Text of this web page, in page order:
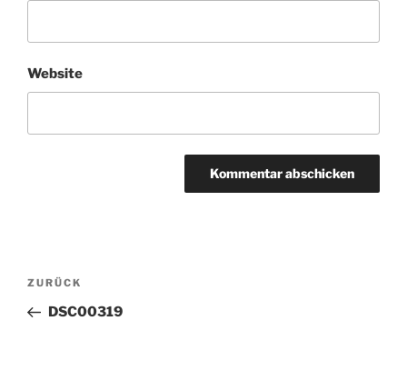
Website
Beitragsnavigation
Vorheriger
Beitrag
ZURÜCK
DSC00319